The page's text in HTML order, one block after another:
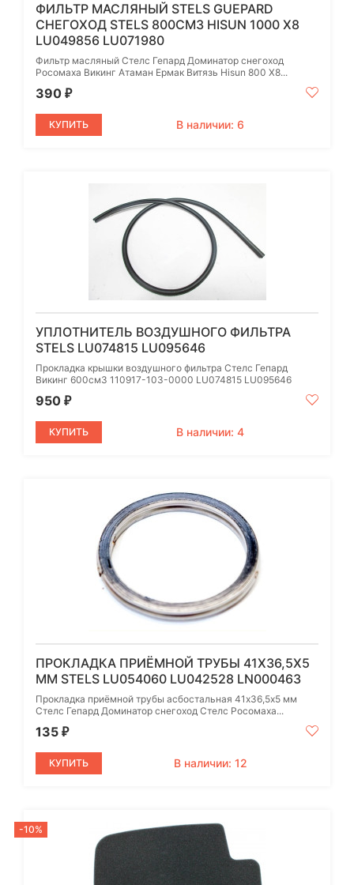
ФИЛЬТР МАСЛЯНЫЙ STELS GUEPARD
СНЕГОХОД STELS 800СМ3 HISUN 1000 X8
LU049856 LU071980
Фильтр масляный Стелс Гепард Доминатор снегоход
Росомаха Викинг Атаман Ермак Витязь Hisun 800 X8...
390 ₽
КУПИТЬ В наличии: 6
УПЛОТНИТЕЛЬ ВОЗДУШНОГО ФИЛЬТРА
STELS LU074815 LU095646
Прокладка крышки воздушного фильтра Стелс Гепард
Викинг 600см3 110917-103-0000 LU074815 LU095646
950 ₽
КУПИТЬ В наличии: 4
ПРОКЛАДКА ПРИЁМНОЙ ТРУБЫ 41Х36,5Х5
ММ STELS LU054060 LU042528 LN000463
Прокладка приёмной трубы асбостальная 41х36,5х5 мм
Стелс Гепард Доминатор снегоход Стелс Росомаха...
135 ₽
КУПИТЬ В наличии: 12
-10%